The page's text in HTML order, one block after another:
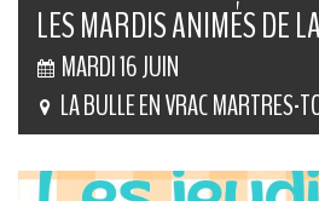
LES MARDIS ANIMÉS DE
MARDI 16 JUIN
LA BULLE EN VRAC MARTRES-